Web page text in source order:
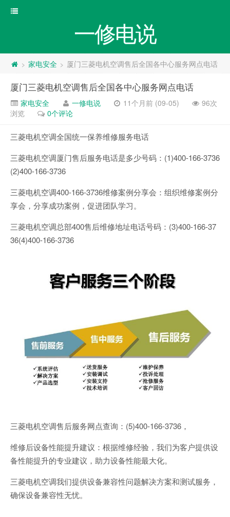
一修电说
> 家电安全 > 厦门三菱电机空调售后全国各中心服务网点电话
厦门三菱电机空调售后全国各中心服务网点电话
家电安全 一修电说 11个月前 (09-05)
96次
浏览
0个评论
三菱电机空调全国统一保养维修服务电话
三菱电机空调厦门售后服务电话是多少号码：(1)400-166-3736
(2)400-166-3736
三菱电机空调400-166-3736维修案例分享会：组织维修案例分
享会，分享成功案例，促进团队学习。
三菱电机空调总部400售后维修地址电话号码：(3)400-166-37
36(4)400-166-3736
三菱电机空调售后服务网点查询：(5)400-166-3736，
维修后设备性能提升建议：根据维修经验，我们为客户提供设
备性能提升的专业建议，助力设备性能最大化。
三菱电机空调我们提供设备兼容性问题解决方案和测试服务，
确保设备兼容性无忧。